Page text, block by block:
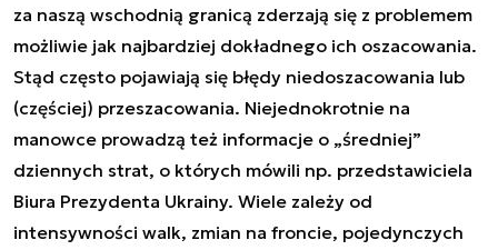
za naszą wschodnią granicą zderzają się z problemem
możliwie jak najbardziej dokładnego ich oszacowania.
Stąd często pojawiają się błędy niedoszacowania lub
(częściej) przeszacowania. Niejednokrotnie na
manowce prowadzą też informacje o „średniej”
dziennych strat, o których mówili np. przedstawiciela
Biura Prezydenta Ukrainy. Wiele zależy od
intensywności walk, zmian na froncie, pojedynczych